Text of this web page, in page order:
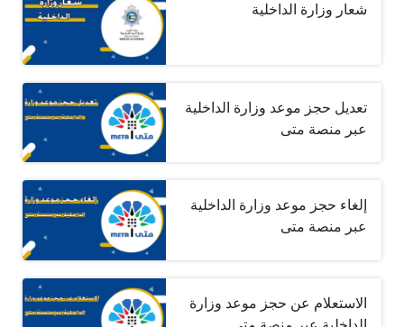
شعار وزارة الداخلية
تعديل حجز موعد وزارة الداخلية
عبر منصة متى
إلغاء حجز موعد وزارة الداخلية
عبر منصة متى
الاستعلام عن حجز موعد وزارة